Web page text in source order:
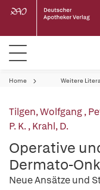
Home Weitere
Tilgen, Wolfgang,
P. K.,Krahl, D.
Operative
Dermato-
Neue Ansätze und